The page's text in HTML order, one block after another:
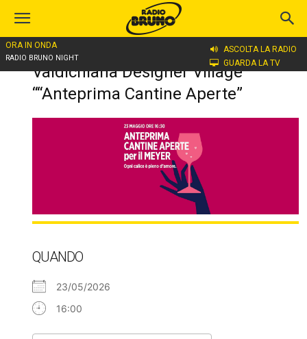
ORA IN ONDA
RADIO BRUNO NIGHT
ASCOLTA LA RADIO
GUARDA LA TV
Home Valdichiana Designer Village ““Anteprima Cantine Aperte”
Valdichiana Designer Village
““Anteprima Cantine Aperte”
QUANDO
23/05/2026
16:00